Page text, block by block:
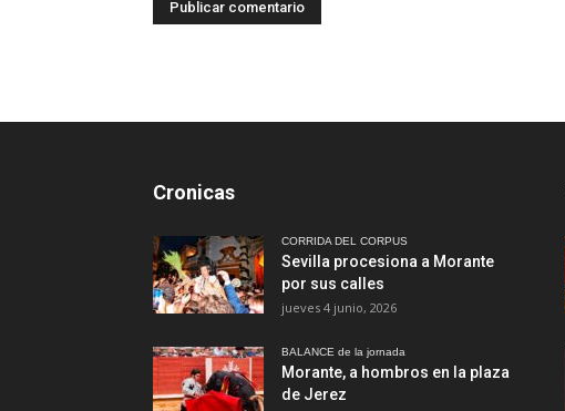
Cronicas
CORRIDA DEL CORPUS
Sevilla procesiona a Morante
por sus calles
jueves 4 junio, 2026
BALANCE de la jornada
Morante, a hombros en la plaza
de Jerez